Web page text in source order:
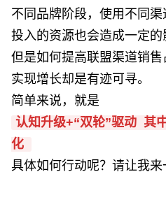
不同品牌阶段，使用不同渠
投入的资源也会造成一定的
但是如何提高联盟渠道销
实现增长却是有迹可寻。
简单来说，就是
认知升级+“双轮”驱动 其
化
具体如何行动呢？请让我来